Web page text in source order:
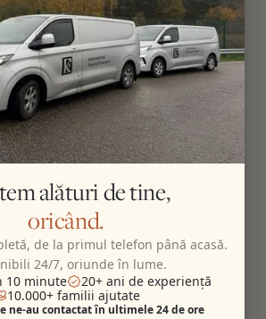
alături de tine,
oricând.
de la primul telefon până acasă.
24/7, oriunde în lume.
10 minute
20+ ani de experiență
10.000+ familii ajutate
ne-au contactat în ultimele 24 de ore